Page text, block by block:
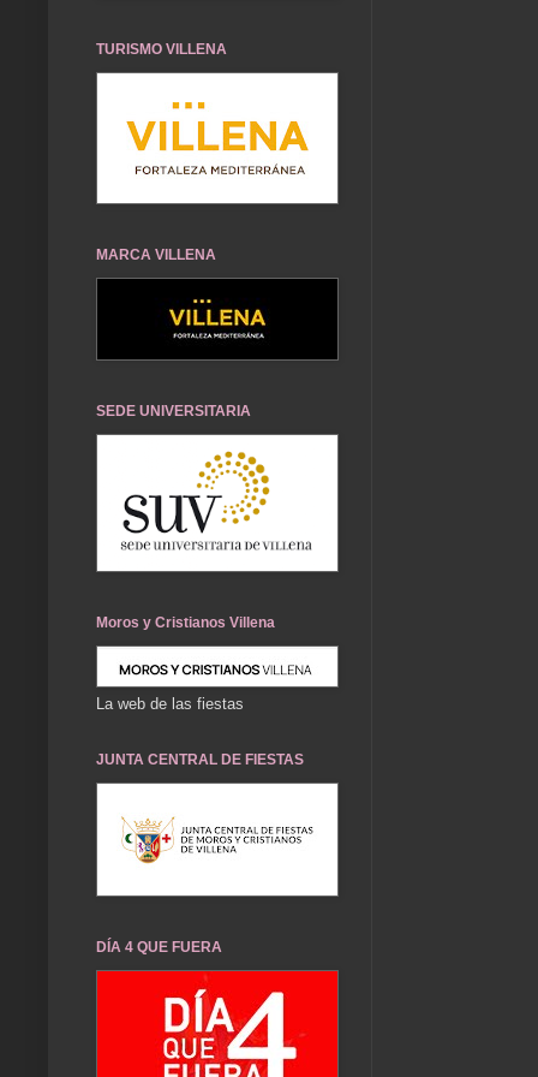
TURISMO VILLENA
MARCA VILLENA
SEDE UNIVERSITARIA
Moros y Cristianos Villena
La web de las fiestas
JUNTA CENTRAL DE FIESTAS
DÍA 4 QUE FUERA